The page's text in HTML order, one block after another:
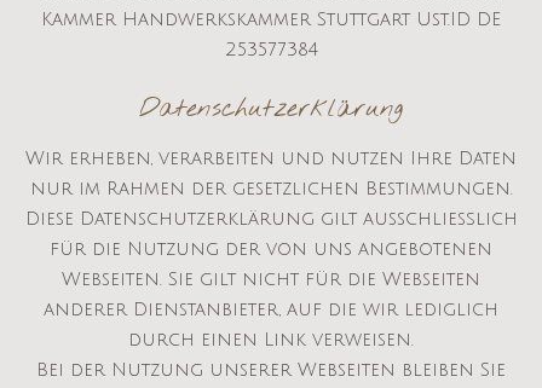
Kammer Handwerkskammer Stuttgart Ust.ID DE
253577384
Datenschutzerklärung
Wir erheben, verarbeiten und nutzen Ihre Daten
nur im Rahmen der gesetzlichen Bestimmungen.
Diese Datenschutzerklärung gilt ausschließlich
für die Nutzung der von uns angebotenen
Webseiten. Sie gilt nicht für die Webseiten
anderer Dienstanbieter, auf die wir lediglich
durch einen Link verweisen.
Bei der Nutzung unserer Webseiten bleiben Sie